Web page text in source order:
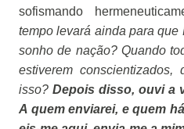
sofismando
tempo levará ainda para
sonho de nação? Quando
estiverem
isso? Depois disso, ouvi a
A quem enviarei, e quem